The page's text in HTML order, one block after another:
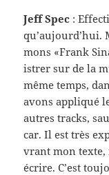
Jeff Spec :
qu’aujourd’hui.
mons «Frank
istrer sur de la
même temps,
avons appliqué
autres tracks,
car. Il est très
vrant mon texte,
écrire. C’est